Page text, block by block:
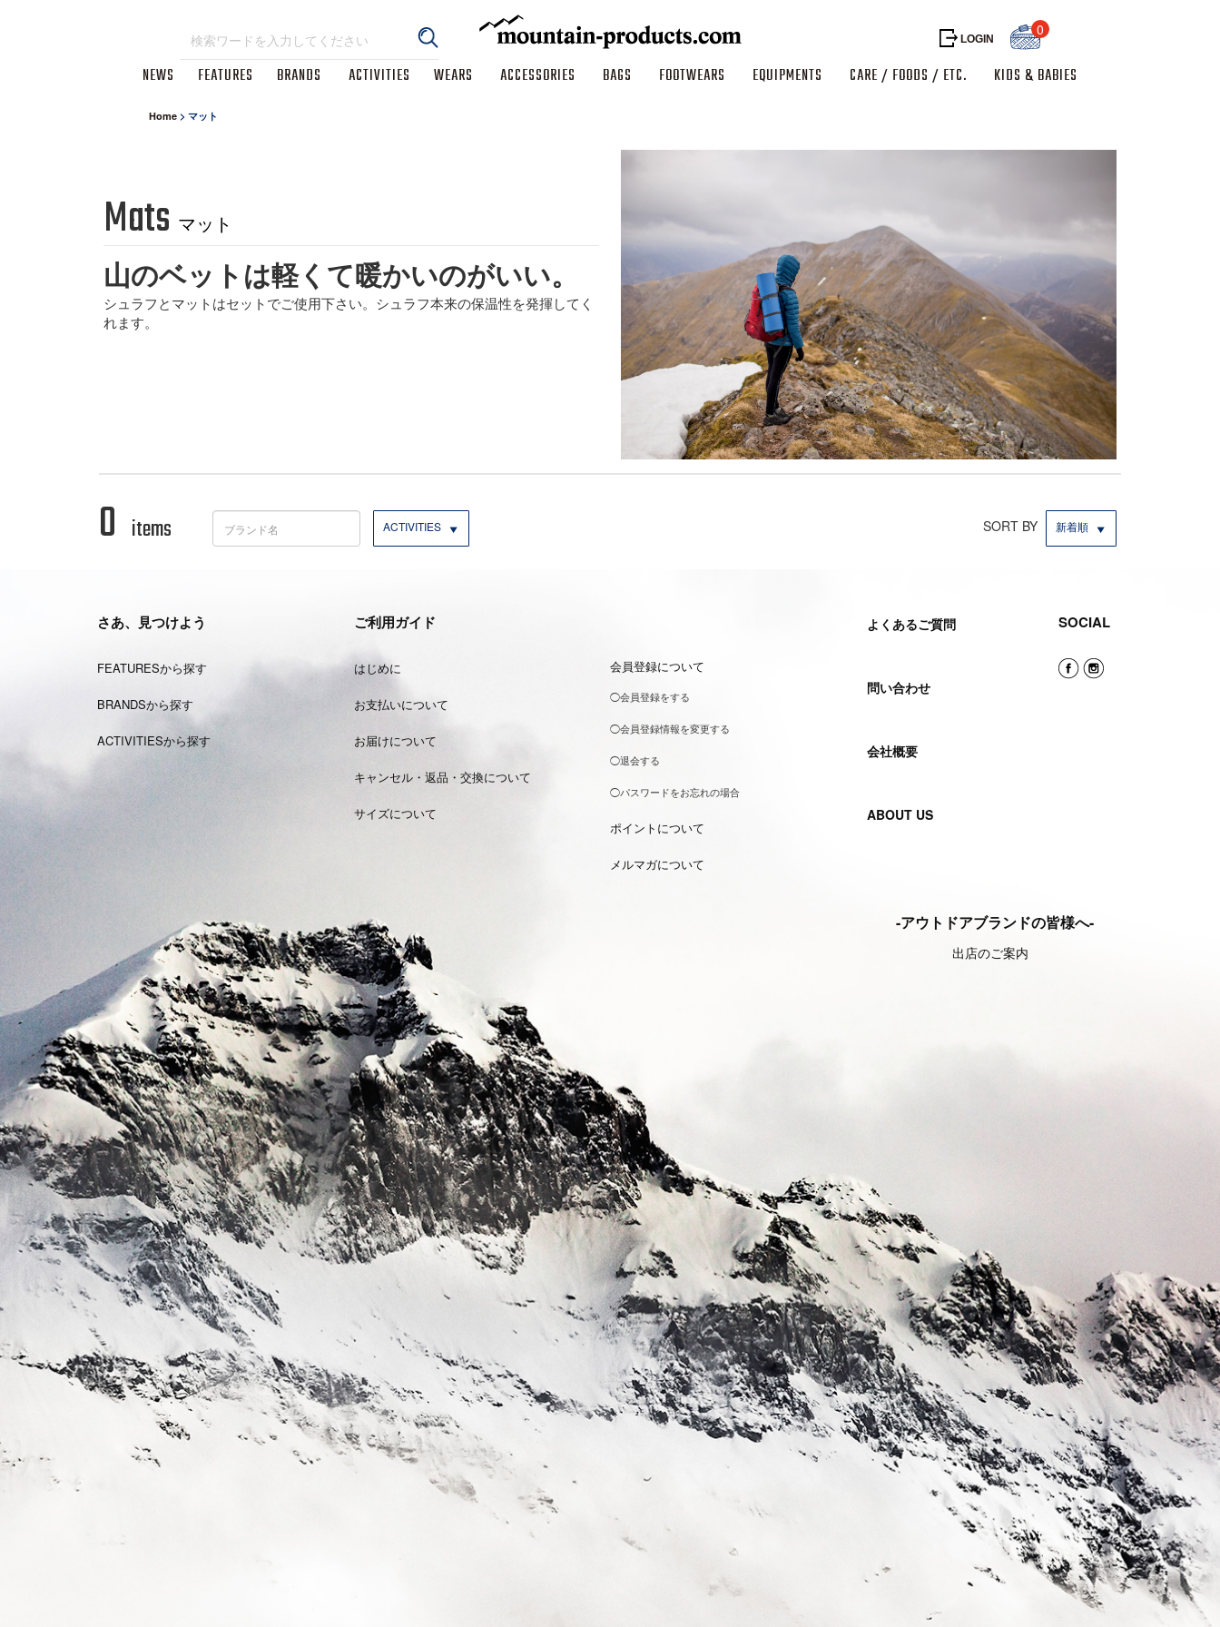
LOGIN
0
NEWS FEATURES BRANDS ACTIVITIES WEARS ACCESSORIES BAGS FOOTWEARS EQUIPMENTS CARE / FOODS / ETC. KIDS & BABIES
Home > マット
Mats マット
山のベットは軽くて暖かいのがいい。
シュラフとマットはセットでご使用下さい。シュラフ本来の保温性を発揮してく
れます。
0 items ACTIVITIES SORT BY 新着順
さあ、見つけよう
FEATURESから探す
BRANDSから探す
ACTIVITIESから探す
ご利用ガイド
はじめに
お支払いについて
お届けについて
キャンセル・返品・交換について
サイズについて
会員登録について
◯会員登録をする
◯会員登録情報を変更する
◯退会する
◯パスワードをお忘れの場合
ポイントについて
メルマガについて
よくあるご質問
問い合わせ
会社概要
ABOUT US
SOCIAL
-アウトドアブランドの皆様へ-
出店のご案内